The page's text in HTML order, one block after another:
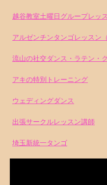
越谷教室土曜日グループレッ
アルゼンチンタンゴレッスン
流山の社交ダンス・ラテン・
アキの特別トレーニング
ウェディングダンス
出張サークルレッスン講師
埼玉新統一タンゴ